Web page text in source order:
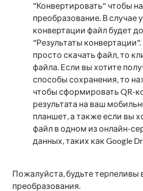
"Конвертировать" чтобы
преобразование. В случае
конвертации файл будет
"Результаты
просто скачать файл, то
файла. Если вы хотите
способы сохранения, то
чтобы сформировать QR-
результата на ваш
планшет, а также если вы
файл в одном из онлайн-
данных, таких как Google
Пожалуйста, будьте терпеливы
преобразования.